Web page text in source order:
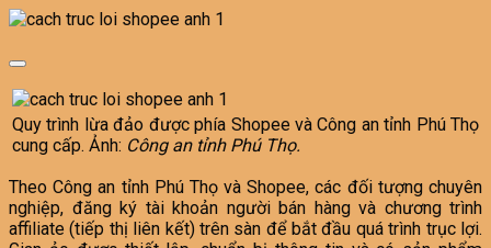
Quy trình lừa đảo được phía Shopee và Công an tỉnh Phú Thọ
cung cấp. Ảnh: Công an tỉnh Phú Thọ.
Theo Công an tỉnh Phú Thọ và Shopee, các đối tượng chuyên
nghiệp, đăng ký tài khoản người bán hàng và chương trình
affiliate (tiếp thị liên kết) trên sàn để bắt đầu quá trình trục lợi.